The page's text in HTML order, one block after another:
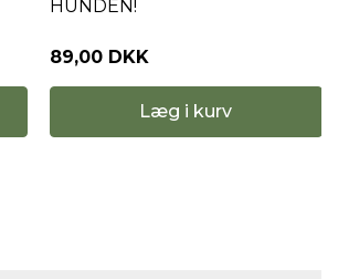
HUNDEN!
89,00 DKK
Læg i kurv